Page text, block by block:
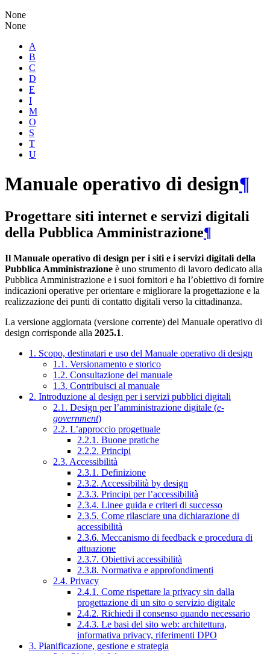
None
None
A
B
C
D
E
I
M
O
S
T
U
Manuale operativo di design¶
Progettare siti internet e servizi digitali
della Pubblica Amministrazione¶
Il Manuale operativo di design per i siti e i servizi digitali della
Pubblica Amministrazione è uno strumento di lavoro dedicato alla
Pubblica Amministrazione e i suoi fornitori e ha l’obiettivo di fornire
indicazioni operative per orientare e migliorare la progettazione e la
realizzazione dei punti di contatto digitali verso la cittadinanza.
La versione aggiornata (versione corrente) del Manuale operativo di
design corrisponde alla 2025.1.
1. Scopo, destinatari e uso del Manuale operativo di design
1.1. Versionamento e storico
1.2. Consultazione del manuale
1.3. Contribuisci al manuale
2. Introduzione al design per i servizi pubblici digitali
2.1. Design per l’amministrazione digitale (e-
government)
2.2. L’approccio progettuale
2.2.1. Buone pratiche
2.2.2. Principi
2.3. Accessibilità
2.3.1. Definizione
2.3.2. Accessibilità by design
2.3.3. Principi per l’accessibilità
2.3.4. Linee guida e criteri di successo
2.3.5. Come rilasciare una dichiarazione di
accessibilità
2.3.6. Meccanismo di feedback e procedura di
attuazione
2.3.7. Obiettivi accessibilità
2.3.8. Normativa e approfondimenti
2.4. Privacy
2.4.1. Come rispettare la privacy sin dalla
progettazione di un sito o servizio digitale
2.4.2. Richiedi il consenso quando necessario
2.4.3. Le basi del sito web: architettura,
informativa privacy, riferimenti DPO
3. Pianificazione, gestione e strategia